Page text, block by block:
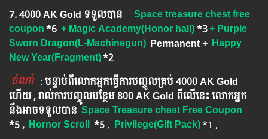
7. 4000 AK Gold ទទួលបាន
Space treasure chest free
coupon*6 + Magic Academy(Honor hall)*3+ Purple
Sworn Dragon(L-Machinegun) Permanent+ Happy
New Year(Fragment)*2
ចំណាំ ​​​ :បន្ទាប់ពីលោកអ្នក​ធ្វើការបញ្ចូលគ្រប់ 4000​ AK Gold​
ហើយ , រាល់ការបញ្ចូលបន្ថែម 800 AK​ Gold​​ ពីលើនេះ លោកអ្នក
នឹងអាចទទួលបាន​Space Treasure chest Free Coupon
*5 , Hornor Scroll *5​​ , Privilege(Gift Pack)*1 ,